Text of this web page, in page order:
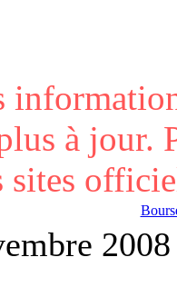
à jour.
sites